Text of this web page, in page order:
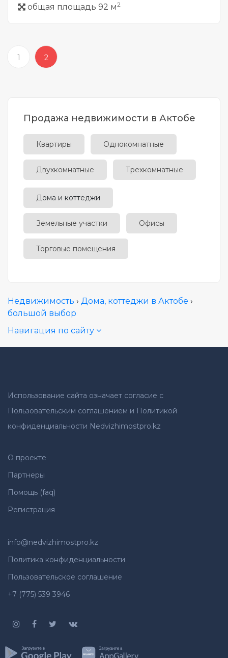
общая площадь 92 м2
1 2
Продажа недвижимости в Актобе
Квартиры Однокомнатные
Двухкомнатные Трехкомнатные
Дома и коттеджи
Земельные участки Офисы
Торговые помещения
Недвижимость › Дома, коттеджи в Актобе ›
большой выбор
Навигация по сайту
Использование сайта означает согласие с
Пользовательским соглашением и Политикой
конфиденциальности Nedvizhimostpro.kz
О проекте
Партнеры
Помощь (faq)
Регистрация
info@nedvizhimostpro.kz
Политика конфиденциальности
Пользовательское соглашение
+7 (775) 539 3946